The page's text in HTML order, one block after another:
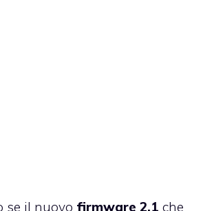
se il nuovo firmware 2.1 che